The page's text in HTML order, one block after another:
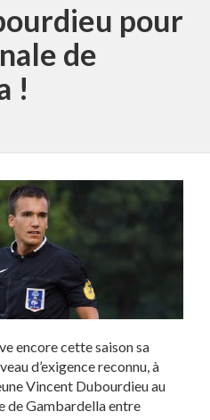
pour
de
!
encore cette saison sa
d’exigence reconnu, à
Vincent Dubourdieu au
de Gambardella entre